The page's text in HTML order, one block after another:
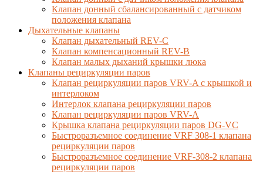
Клапан донный сбалансированный с датчиком
положения клапана
Дыхательные клапаны
Клапан дыхательный REV-C
Клапан компенсационный REV-B
Клапан малых дыханий крышки люка
Клапаны рециркуляции паров
Клапан рециркуляции паров VRV-A с крышкой и
интерлоком
Интерлок клапана рециркуляции паров
Клапан рециркуляции паров VRV-A
Крышка клапана рециркуляции паров DG-VC
Быстроразъемное соединение VRF 308-1 клапана
рециркуляции паров
Быстроразъемное соединение VRF-308-2 клапана
рециркуляции паров